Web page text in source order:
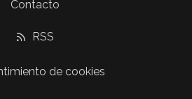
Contacto
RSS
de cookies